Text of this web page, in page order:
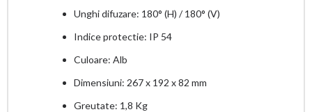
Unghi difuzare: 180° (H) / 180° (V)
Indice protectie: IP 54
Culoare: Alb
Dimensiuni: 267 x 192 x 82 mm
Greutate: 1,8 Kg